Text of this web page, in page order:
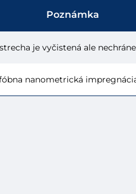
Poznámka
strecha je vyčistená ale
nanometrická